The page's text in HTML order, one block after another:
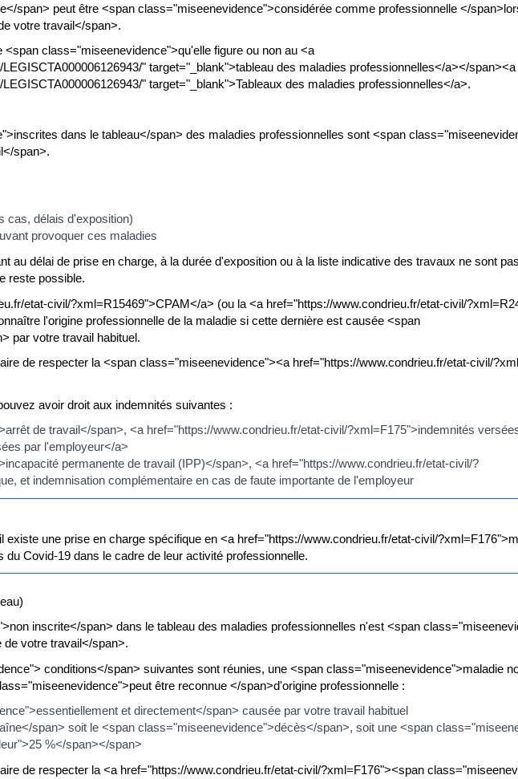
span> peut être <span class="miseenevidence">considérée comme professionnelle </
votre travail</span>.
<span class="miseenevidence">qu'elle figure ou non au <a
" target="_blank">tableau des maladies professionnelles</a></span><a
" target="_blank">Tableaux des maladies professionnelles</a>.
dans le tableau</span> des maladies professionnelles sont <span
span>.
cas, délais d'exposition)
provoquer ces maladies
au délai de prise en charge, à la durée d'exposition ou à la liste indicative des travaux ne sont
reste possible.
etat-civil/?xml=R15469">CPAM</a> (ou la <a href="https://www.condrieu.fr/etat-civil/
l'origine professionnelle de la maladie si cette dernière est causée <span
par votre travail habituel.
de respecter la <span class="miseenevidence"><a href="https://www.condrieu.fr/etat-civil/
avoir droit aux indemnités suivantes :
de travail</span>, <a href="https://www.condrieu.fr/etat-civil/?xml=F175">indemnités
par l'employeur</a>
permanente de travail (IPP)</span>, <a href="https://www.condrieu.fr/etat-civil/?
et indemnisation complémentaire en cas de faute importante de l'employeur
existe une prise en charge spécifique en <a href="https://www.condrieu.fr/etat-civil/
Covid-19 dans le cadre de leur activité professionnelle.
inscrite</span> dans le tableau des maladies professionnelles n'est <span
votre travail</span>.
conditions</span> suivantes sont réunies, une <span class="miseenevidence">maladie
être reconnue </span>d'origine professionnelle :
et directement</span> causée par votre travail habituel
span> soit le <span class="miseenevidence">décès</span>, soit une <span
%</span></span>
de respecter la <a href="https://www.condrieu.fr/etat-civil/?xml=F176"><span